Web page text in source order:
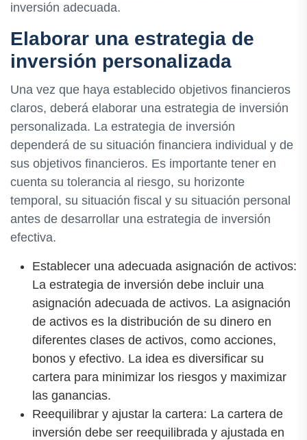
inversión adecuada.
Elaborar una estrategia de
inversión personalizada
Una vez que haya establecido objetivos financieros
claros, deberá elaborar una estrategia de inversión
personalizada. La estrategia de inversión
dependerá de su situación financiera individual y de
sus objetivos financieros. Es importante tener en
cuenta su tolerancia al riesgo, su horizonte
temporal, su situación fiscal y su situación personal
antes de desarrollar una estrategia de inversión
efectiva.
Establecer una adecuada asignación de activos:
La estrategia de inversión debe incluir una
asignación adecuada de activos. La asignación
de activos es la distribución de su dinero en
diferentes clases de activos, como acciones,
bonos y efectivo. La idea es diversificar su
cartera para minimizar los riesgos y maximizar
las ganancias.
Reequilibrar y ajustar la cartera: La cartera de
inversión debe ser reequilibrada y ajustada en